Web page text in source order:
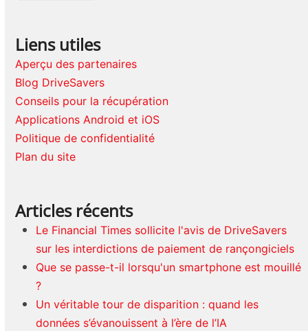
Liens utiles
Aperçu des partenaires
Blog DriveSavers
Conseils pour la récupération
Applications Android et iOS
Politique de confidentialité
Plan du site
Articles récents
Le Financial Times sollicite l'avis de DriveSavers
sur les interdictions de paiement de rançongiciels
Que se passe-t-il lorsqu'un smartphone est mouillé
?
Un véritable tour de disparition : quand les
données s’évanouissent à l’ère de l’IA